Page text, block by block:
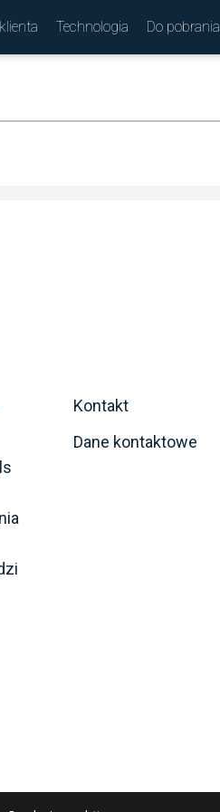
Technologia Do pobrania
Kontakt
Dane kontaktowe